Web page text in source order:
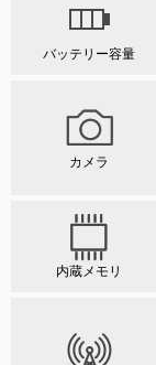
バッテリー容量
カメラ
内蔵メモリ